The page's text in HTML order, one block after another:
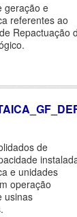
geração e
referentes ao
Repactuação
de
e unidades
operação
usinas